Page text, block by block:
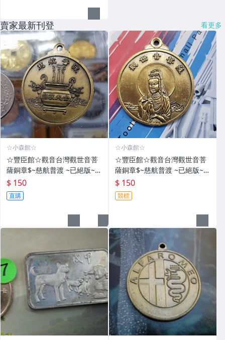
賣家最新刊登 看更多
☆小森館☆
☆豐臣館☆觀音台灣觀世音菩
薩銅章$~慈航普渡 ~已絕版~白
衣大士~售完為止~神2
$ 150
直購
☆小森館☆
☆豐臣館☆觀音台灣觀世音菩
薩銅章$~慈航普渡 ~已絕版~白
衣大士~售完為止~神
$ 150
競標